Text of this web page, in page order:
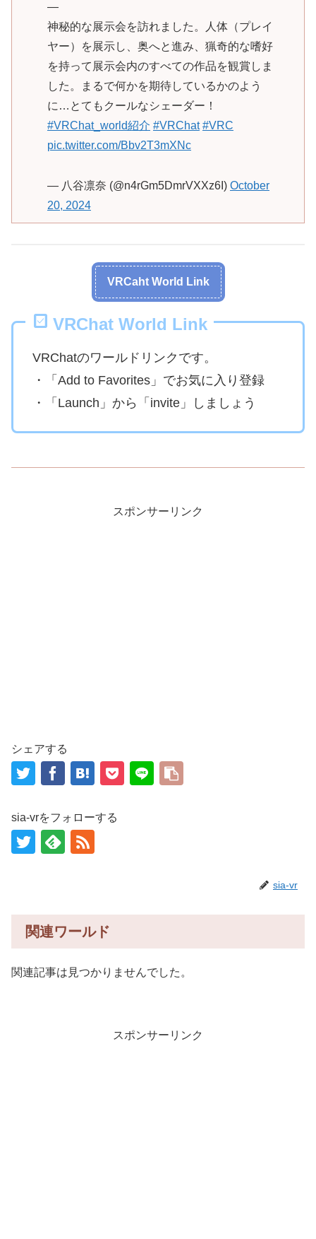
—
神秘的な展示会を訪れました。人体（プレイ
ヤー）を展示し、奥へと進み、猟奇的な嗜好
を持って展示会内のすべての作品を観賞しま
した。まるで何かを期待しているかのよう
に…とてもクールなシェーダー！
#VRChat_world紹介 #VRChat #VRC
pic.twitter.com/Bbv2T3mXNc
— 八谷凛奈 (@n4rGm5DmrVXXz6I) October
20, 2024
VRCaht World Link
VRChat World Link
VRChatのワールドリンクです。
・「Add to Favorites」でお気に入り登録
・「Launch」から「invite」しましょう
スポンサーリンク
シェアする
sia-vrをフォローする
sia-vr
関連ワールド
関連記事は見つかりませんでした。
スポンサーリンク